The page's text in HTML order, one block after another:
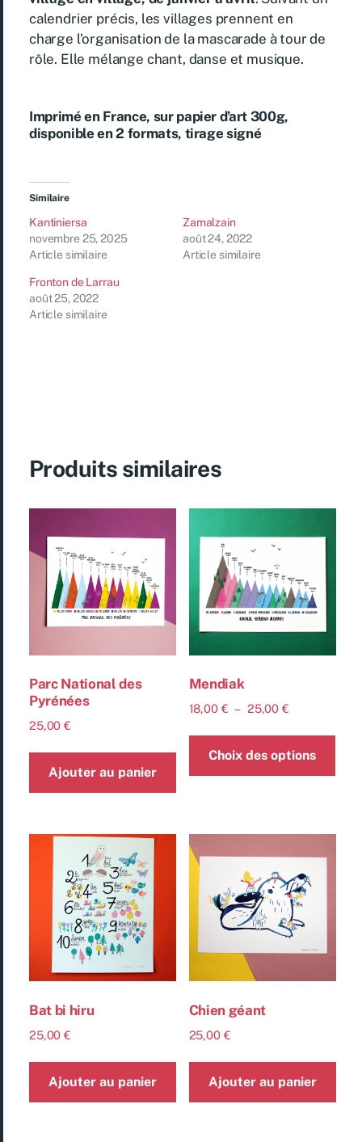
calendrier précis, les villages prennent en
charge l’organisation de la mascarade à tour de
rôle. Elle mélange chant, danse et musique.
Imprimé en France, sur papier d’art 300g,
disponible en 2 formats, tirage signé
Similaire
Kantiniersa
novembre 25, 2025
Article similaire
Zamalzain
août 24, 2022
Article similaire
Fronton de Larrau
août 25, 2022
Article similaire
Produits similaires
Parc National des
Pyrénées
25,00€
Ajouter au panier
Mendiak
18,00 € – 25,00€
Choix des options
Bat bi hiru
25,00€
Ajouter au panier
Chien géant
25,00 €
Ajouter au panier